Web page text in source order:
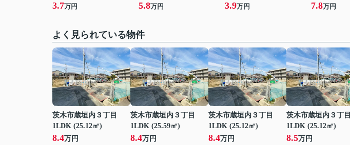
3.7万円 5.8万円 3.9万円 7.8万円
よく見られている物件
茨木市蔵垣内３丁目
1LDK (25.12㎡)
8.4万円
茨木市蔵垣内３丁目
1LDK (25.59㎡)
8.4万円
茨木市蔵垣内３丁目
1LDK (25.12㎡)
8.4万円
茨木市蔵垣内３丁目
1LDK (25.12㎡)
8.5万円